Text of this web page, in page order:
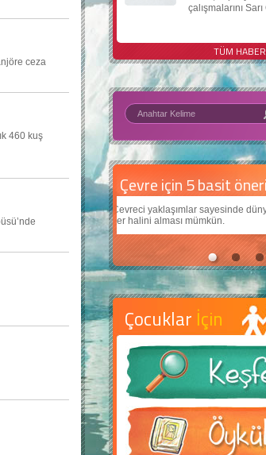
ceza
460 kuş
çalışmalarını
TÜM
Çevre için 5 basit öneri
dünyanın daha iyi bir
Daha iyi bir dünya
Çocuklarımıza daha güzel bir
teknolojiden nasıl yararlanırız?
Çocuklar İçin